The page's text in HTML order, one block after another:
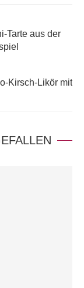
Tarte aus der
Kirsch-Likör mit